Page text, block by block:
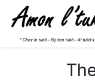
Skip to Content